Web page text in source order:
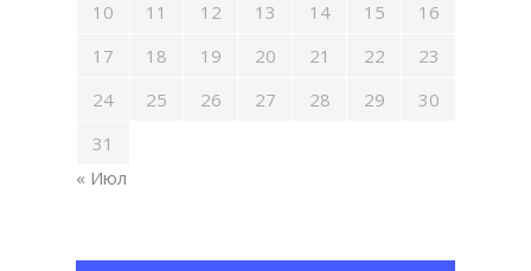
10
11 12 13 14 15
16
17
18 19 20 21 22
23
24
25 26 27 28 29
30
31
« Июл